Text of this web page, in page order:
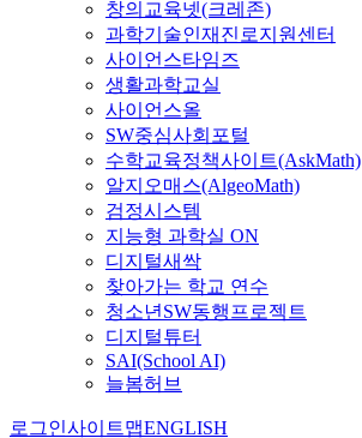
창의교육넷(크레존)
과학기술인재진로지원센터
사이언스타임즈
생활과학교실
사이언스올
SW중심사회포털
수학교육정책사이트(AskMath)
알지오매스(AlgeoMath)
검정시스템
지능형 과학실 ON
디지털새싹
찾아가는 학교 연수
청소년SW동행프로젝트
디지털튜터
SAI(School AI)
늘봄허브
로그인사이트맵ENGLISH